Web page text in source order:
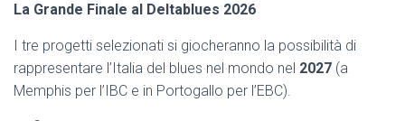
La Grande Finale al Deltablues 2026
I tre progetti selezionati si giocheranno la possibilità di
rappresentare l’Italia del blues nel mondo nel 2027 (a
Memphis per l’IBC e in Portogallo per l’EBC).